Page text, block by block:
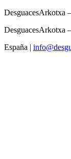
DesguacesArkotxa
DesguacesArkotxa
España |